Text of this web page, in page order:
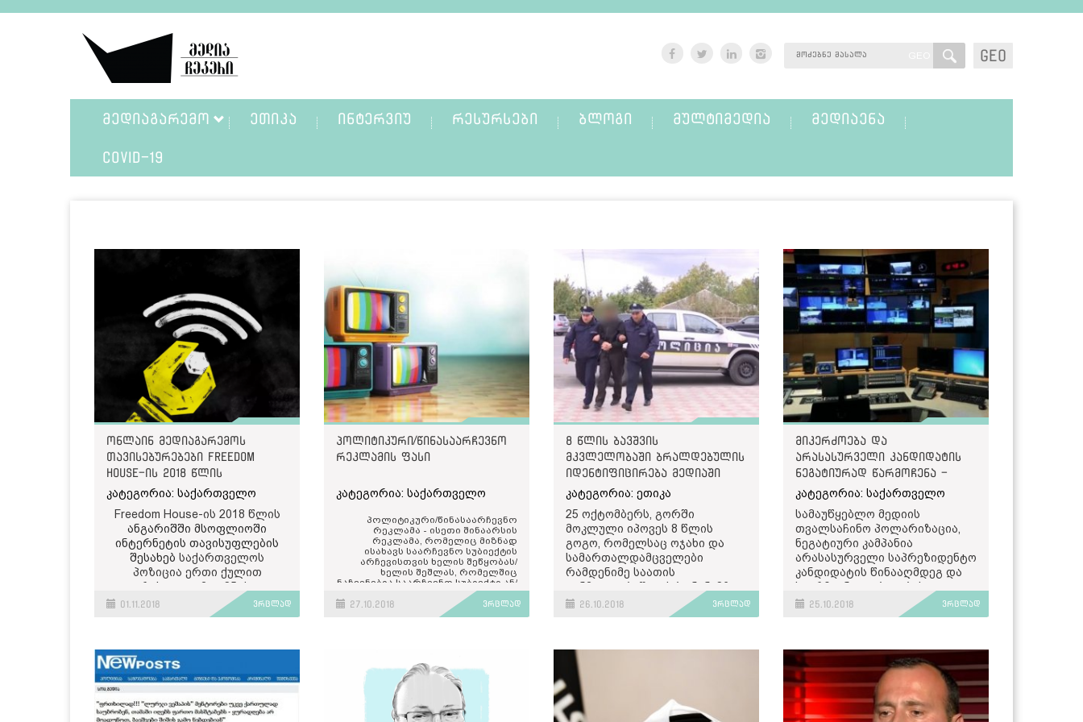
GEO
ᲛᲔᲓᲘᲐᲒᲐᲠᲔᲛᲝ ᲔᲗᲘᲙᲐ ᲘᲜᲢᲔᲠᲕᲘᲣ ᲠᲔᲡᲣᲠᲡᲔᲑᲘ ᲑᲚᲝᲒᲘ ᲛᲣᲚᲢᲘᲛᲔᲓᲘᲐ ᲛᲔᲓᲘᲐᲔᲜᲐ
COVID-19
ონლაინ მედიაგარემოს
თავისებურებები Freedom
House-ის 2018 წლის
ანგარიშში
კატეგორია: საქართველო
Freedom House-ის 2018 წლის
ანგარიშში მსოფლიოში
ინტერნეტის თავისუფლების
შესახებ საქართველოს
პოზიცია ერთი ქულით
გაუარესდა
. თუმცა 25 ქულით
საქართველო ისევ
თავისუფალი ქვეყნების სიაშია
ფრიდომ ჰაუსი მთავარ
მიგნებებში ხაზს უსვამს
საქართველოს ახალ
01.11.2018 ვრცლად
პოლიტიკური/წინასაარჩევნო
რეკლამის ფასი
კატეგორია: საქართველო
პოლიტიკური/წინასაარჩევნო
რეკლამა - ისეთი შინაარსის
რეკლამა, რომელიც მიზნად
ისახავს საარჩევნო სუბიექტის
არჩევისთვის ხელის შეწყობას/
ხელის შეშლას, რომელშიც
ნაჩვენებია საარჩევნო სუბიექტი ან/
და მისი არჩევნებში
მონაწილეობის რიგითი ნომერი…
27.10.2018 ვრცლად
8 წლის ბავშვის
მკვლელობაში ბრალდებულის
იდენტიფიცირება მედიაში
კატეგორია: ეთიკა
25 ოქტომბერს, გორში
მოკლული იპოვეს 8 წლის
გოგო, რომელსაც ოჯახი და
სამართალდამცველები
რამდენიმე საათის
განმავლობაში ეძებდნენ. 26
ოქტომბერს, დილით,
პოლიციამ მკვლელობის
ოფიციალური განცხადებაც
გაავრცელა.
გორში მომხდარი ამბავი, მისი
სიმძიმიდან გამომდინარე,
26.10.2018 ვრცლად
მიკერძოება და
არასასურველი კანდიდატის
ნეგატიურად წარმოჩენა -
ქარტიის წინასაარჩევნო
კატეგორია: საქართველო
სამაუწყებლო მედიის
თვალსაჩინო პოლარიზაცია,
ნეგატიური კამპანია
არასასურველი საპრეზიდენტო
კანდიდატის წინააღმდეგ და
საარჩევნო დებატების
ნაკლებობა - ეს იმ ძირითადი
ტენდენციების არასრული
ეთიკის ქარტიის
წინასაარჩევნო მედია
მონიტორინგმა გამოავლინა.
ანგარიშის თანახმად,
25.10.2018 ვრცლად